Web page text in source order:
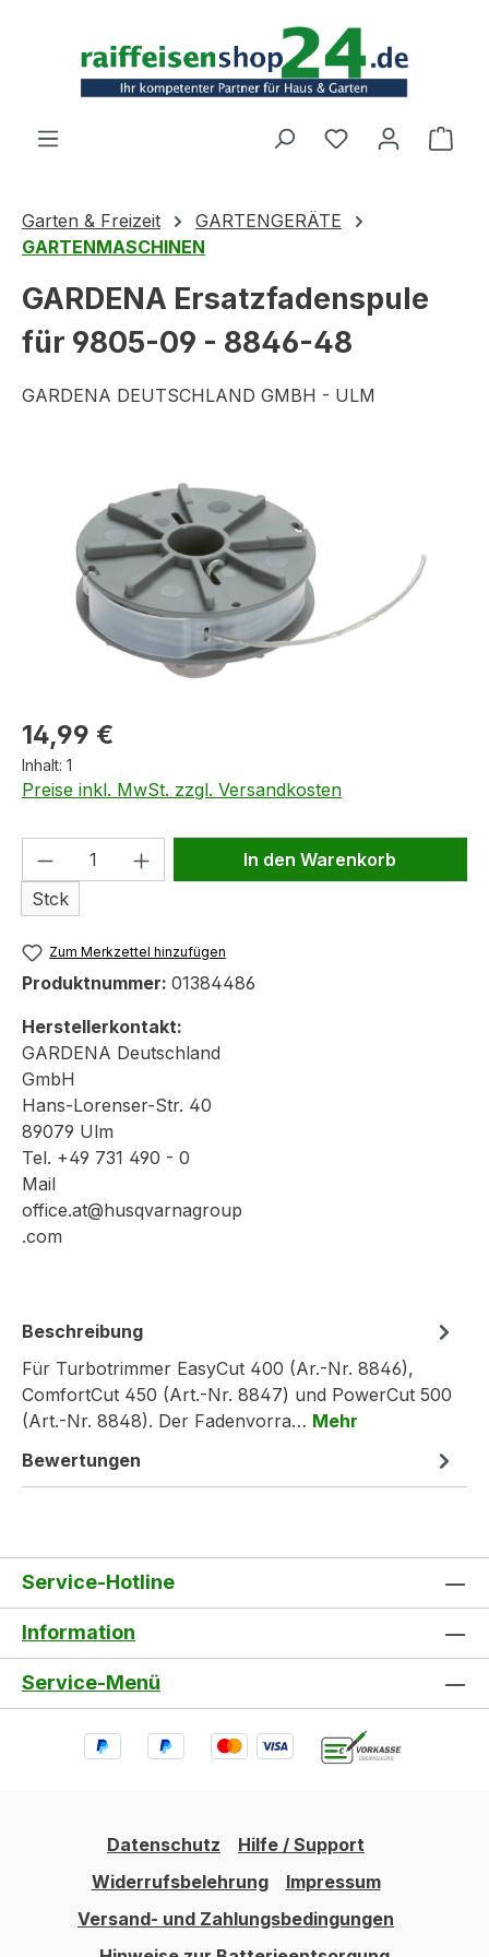
Garten & Freizeit
GARTENGERÄTE
GARTENMASCHINEN
GARDENA Ersatzfadenspule
für 9805-09 - 8846-48
GARDENA DEUTSCHLAND GMBH - ULM
Regulärer Preis:
14,99 €
Inhalt: 1
Preise inkl. MwSt. zzgl. Versandkosten
Produkt Anzahl: Gib den
Stck
In den Warenkorb
Zum Merkzettel hinzufügen
Produktnummer: 01384486
Herstellerkontakt:
GARDENA Deutschland
GmbH
Hans-Lorenser-Str. 40
89079 Ulm
Tel. +49 731 490 - 0
Mail
office.at@husqvarnagroup
.com
Beschreibung
Für Turbotrimmer EasyCut 400 (Ar.-Nr. 8846),
ComfortCut 450 (Art.-Nr. 8847) und PowerCut 500
(Art.-Nr. 8848). Der Fadenvorra… Mehr
Bewertungen
Service-Hotline
Information
Service-Menü
Datenschutz
Hilfe / Support
Widerrufsbelehrung
Impressum
Versand- und Zahlungsbedingungen